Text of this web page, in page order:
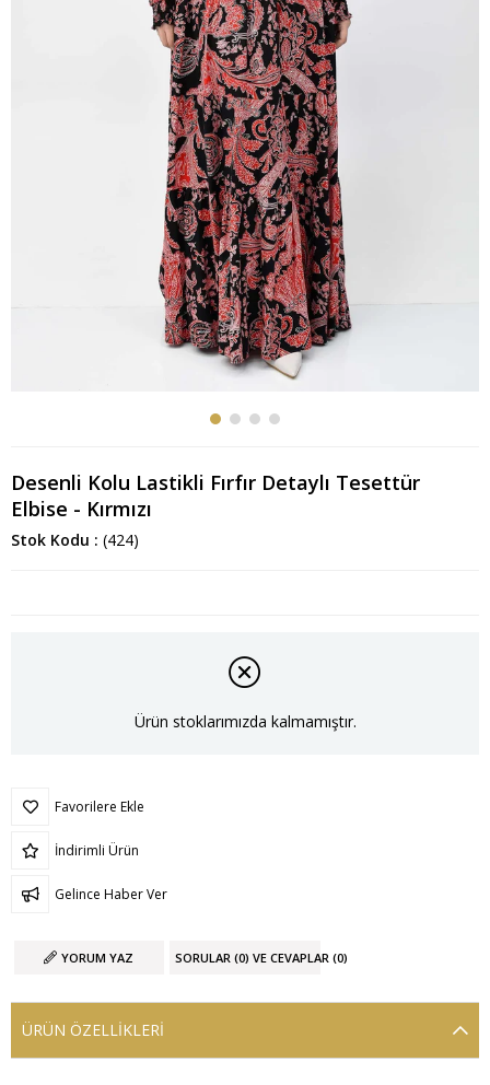
Desenli Kolu Lastikli Fırfır Detaylı Tesettür
Elbise - Kırmızı
Stok Kodu (424)
Ürün stoklarımızda kalmamıştır.
Favorilere Ekle
İndirimli Ürün
Gelince Haber Ver
YORUM YAZ SORULAR (0) VE CEVAPLAR (0)
ÜRÜN ÖZELLIKLERI